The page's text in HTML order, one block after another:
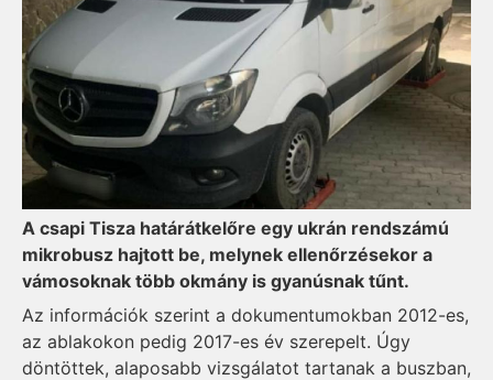
A csapi Tisza határátkelőre egy ukrán rendszámú
mikrobusz hajtott be, melynek ellenőrzésekor a
vámosoknak több okmány is gyanúsnak tűnt.
Az információk szerint a dokumentumokban 2012-es,
az ablakokon pedig 2017-es év szerepelt. Úgy
döntöttek, alaposabb vizsgálatot tartanak a buszban,